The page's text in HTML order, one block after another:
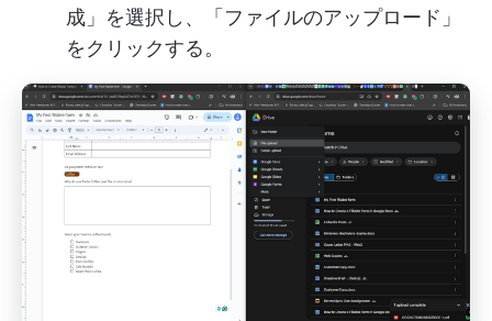
成」を選択し、「ファイルのアップロード」
をクリックする。